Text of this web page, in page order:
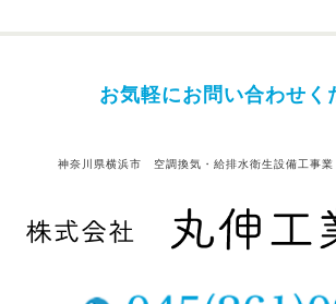
お気軽にお問い合わせく
神奈川県横浜市 空調換気・給排水衛生設備工事